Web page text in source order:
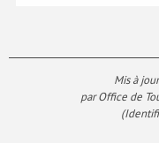
Mis à
par Office de